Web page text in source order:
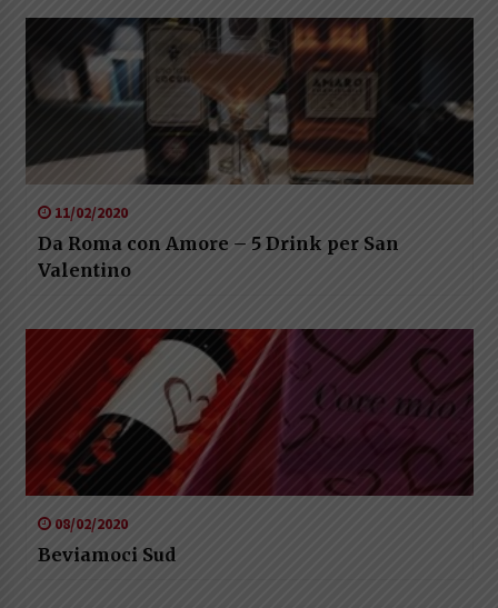
11/02/2020
Da Roma con Amore – 5 Drink per San
Valentino
08/02/2020
Beviamoci Sud